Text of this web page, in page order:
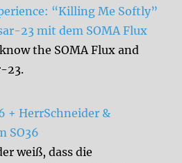
“Killing Me Softly”
23 mit dem SOMA Flux
the SOMA Flux and
23.
+ HerrSchneider &
SO36
weiß, dass die